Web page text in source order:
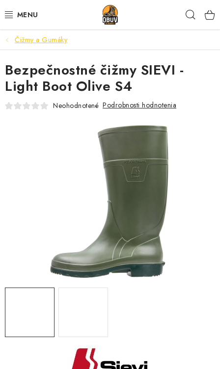
na
PRACOVNÁ A BEZPEČNOSTNÁ OBUV
VOĽNOČASOVÁ OBUV
VÝPREDAJ
IMPREGNÁCIA A OCHRANA
BEZPEČNOSTNÉ NORMY A SYMBOLY
Čižmy a Gumáky
Bezpečnostné čižmy SIEVI -
Light Boot Olive S4
Neohodnotené Podrobnosti hodnotenia